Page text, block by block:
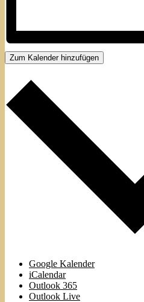
Zum Kalender hinzufügen
Google Kalender
iCalendar
Outlook 365
Outlook Live